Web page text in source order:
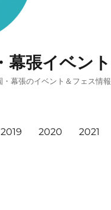
幕張イベン
幕張のイベント＆フェス情報
2019 2020 2021